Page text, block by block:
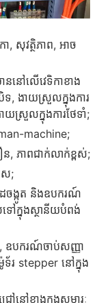
ា, សុវត្ថិភាព, អាច
ននៅលើវេទិកាខាង
, ងាយស្រួលក្នុងការ
យស្រួលក្នុងការថែទាំ;
machine;
, ភាពជាក់លាក់ខ្ពស់;
ស;
ចង្កូត និងឧបករណ៍
ទៅក្នុងស្ថានីយបំពង់
ឧបករណ៍ចាប់សញ្ញា
រ stepper នៅក្នុង
នៅខាងក្នុងសម្ភារៈ